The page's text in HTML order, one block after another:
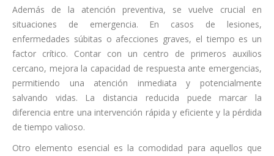
Además de la atención preventiva, se vuelve crucial en
situaciones de emergencia. En casos de lesiones,
enfermedades súbitas o afecciones graves, el tiempo es un
factor crítico. Contar con un centro de primeros auxilios
cercano, mejora la capacidad de respuesta ante emergencias,
permitiendo una atención inmediata y potencialmente
salvando vidas. La distancia reducida puede marcar la
diferencia entre una intervención rápida y eficiente y la pérdida
de tiempo valioso.
Otro elemento esencial es la comodidad para aquellos que